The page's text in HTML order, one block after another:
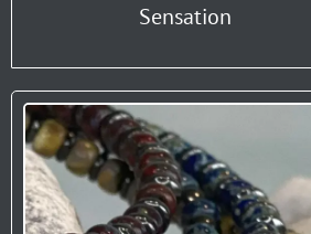
Sensation